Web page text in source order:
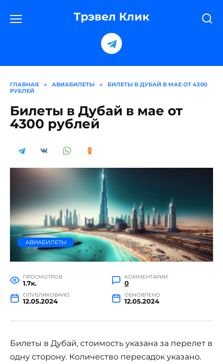
содержанию
Трэвел Клик
ГЛАВНАЯ » АВИАБИЛЕТЫ »
БИЛЕТЫ В ДУБАЙ В МАЕ ОТ 4300
РУБЛЕЙ
Билеты в Дубай в мае от
4300 рублей
АВИАБИЛЕТЫ
ПРОСМОТРОВ
1.7к.
КОММЕНТАРИИ
0
ОПУБЛИКОВАНО
12.05.2024
ОБНОВЛЕНО
12.05.2024
Билеты в Дубай, стоимость указана за перелет в
одну сторону. Количество пересадок указано.